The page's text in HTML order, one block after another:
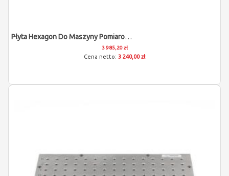
Płyta Hexagon Do Maszyny Pomiarowej (M8/300x300x12)
3 985,20 zł
3 240,00 zł